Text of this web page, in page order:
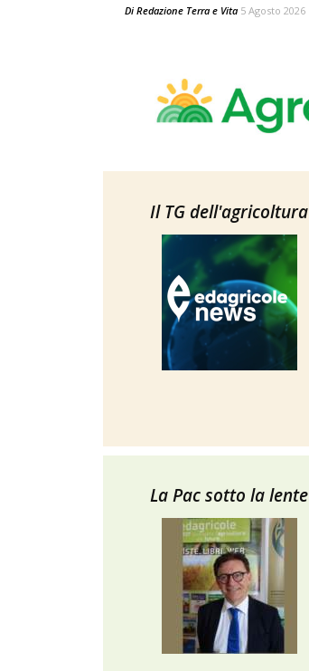
Di Redazione Terra e Vita 5 Agosto 2026
Il TG dell'agricoltura
La Pac sotto la lente